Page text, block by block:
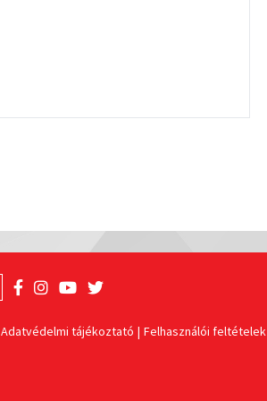
Adatvédelmi tájékoztató Felhasználói feltételek